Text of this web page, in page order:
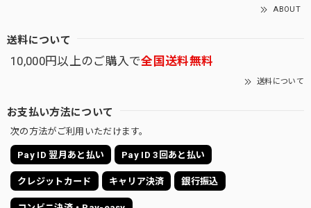
ABOUT
送料について
10,000円以上のご購入で全国送料無料
送料について
お支払い方法について
次の方法がご利用いただけます。
Pay ID 翌月あと払い Pay ID 3回あと払い
クレジットカード キャリア決済 銀行振込